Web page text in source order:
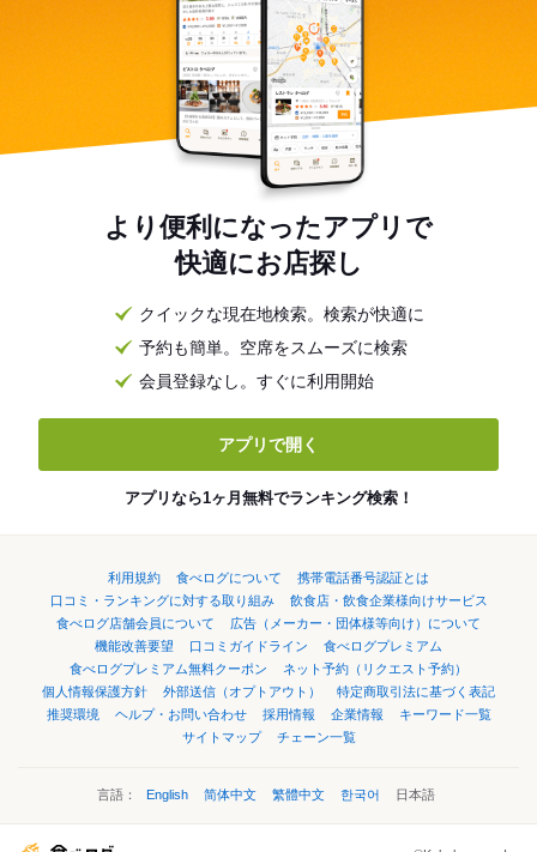
より便利になったアプリで
快適にお店探し
クイックな現在地検索。検索が快適に
予約も簡単。空席をスムーズに検索
会員登録なし。すぐに利用開始
アプリで開く
アプリなら1ヶ月無料でランキング検索！
利用規約 食べログについて
携帯電話番号認証とは
口コミ・ランキングに対する取り組み
飲食店・飲食企業様向けサービス
食べログ店舗会員について
広告（メーカー・団体様等向け）について
機能改善要望
口コミガイドライン
食べログプレミアム
食べログプレミアム無料クーポン
ネット予約（リクエスト予約）
個人情報保護方針
外部送信（オプトアウト）
特定商取引法に基づく表記
推奨環境
ヘルプ・お問い合わせ 採用情報 企業情報
キーワード一覧
サイトマップ
チェーン一覧
言語： English 简体中文 繁體中文 한국어 日本語